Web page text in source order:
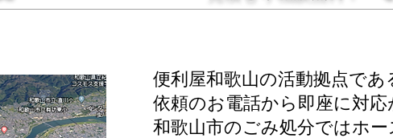
便利屋和歌山の活動拠点であ
依頼のお電話から即座に対応
和歌山市のごみ処分ではホー